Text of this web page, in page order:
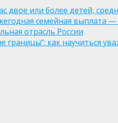
двое или более детей,
семейная выплата
отрасль России
границы“: как научиться